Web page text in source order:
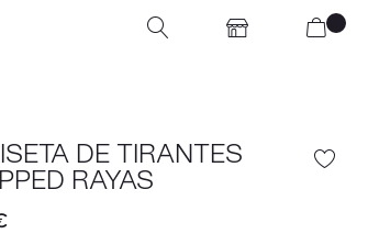
DE TIRANTES
RAYAS